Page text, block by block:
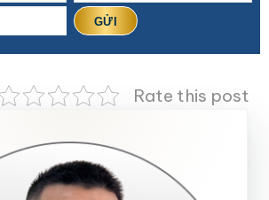
Rate this post